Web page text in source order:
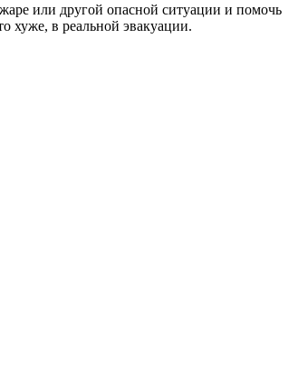
или другой опасной ситуации и помочь
хуже, в реальной эвакуации.